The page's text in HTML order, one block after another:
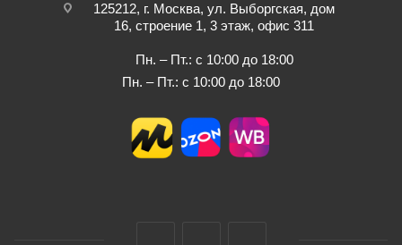
125212, г. Москва, ул. Выборгская, дом
16, строение 1, 3 этаж, офис 311
Пн. – Пт.: с 10:00 до 18:00
Пн. – Пт.: с 10:00 до 18:00